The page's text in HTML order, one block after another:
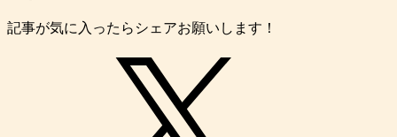
記事が気に入ったらシェアお願いします！